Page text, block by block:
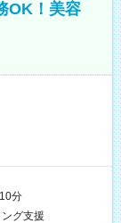
OK！美容
分
グ支援